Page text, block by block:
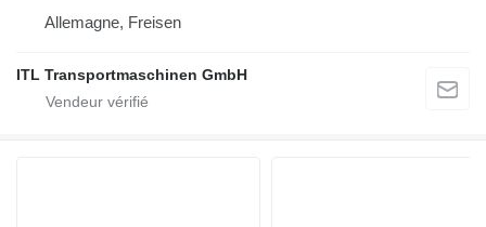
Allemagne, Freisen
ITL Transportmaschinen GmbH